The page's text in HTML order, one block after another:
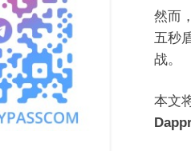
然而
五秒
战。
本文